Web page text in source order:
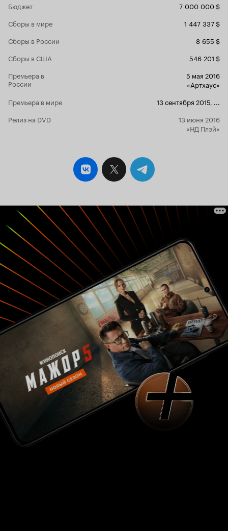
Бюджет
7 000 000 $
Сборы в мире
1 447 337 $
Сборы в России
8 655 $
Сборы в США
546 201 $
Премьера в
России
5 мая 2016
«Артхаус»
Премьера в мире
13 сентября 2015, ...
Релиз на DVD
13 июня 2016
«НД Плэй»